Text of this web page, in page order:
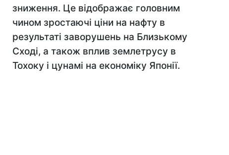
зниження. Це відображає головним
чином зростаючі ціни на нафту в
результаті заворушень на Близькому
Сході, а також вплив землетрусу в
Тохоку і цунамі на економіку Японії.